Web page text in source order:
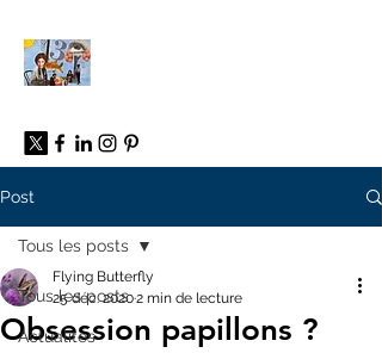
Post
Tous les posts
Actualités
Tous les posts
Obsession papillons ?
Flying Butterfly
25 déc. 20202 min de lecture